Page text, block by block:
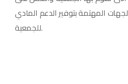
المهتمة بتوفير الدعم المادي
للجمعية.